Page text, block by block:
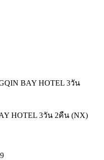
HOTEL 3วัน 2คืน (NX)